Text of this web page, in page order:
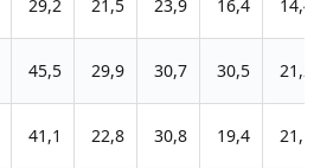
29,2 21,5 23,9 16,4 14,4
45,5 29,9 30,7 30,5 21,2
41,1 22,8 30,8 19,4 21,1